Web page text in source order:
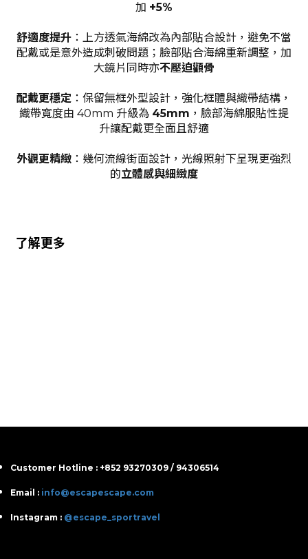
加 +5%
舒適度提升 ：上方透氣海綿改為內部貼合設計，避免不當
配戴或是意外造成刺破問題；臉部貼合海綿重新調整，加
大鏡片同時亦不壓迫顴骨
配戴更穩定 ：保留無框外型設計，強化框體與織帶結構，
織帶寬度由 40mm 升級為 45mm ，臉部海綿服貼性提
升讓配戴更全面且舒適
外觀更精緻 ：幾何流線街面設計，光線照射下呈現更強烈
的立體感與細緻度
了解更多
Customer Hotline : +852 93270309 / 94306514
Email : info@escapescape.com
Instagram : @escape_sportravel